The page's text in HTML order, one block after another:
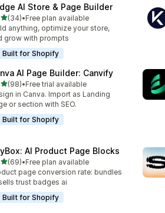
AI Store & Page Builder
av 5 stjerner
(34)
34 omtaler
•Free plan available
anything, optimize your store,
grow with prompts
Built for Shopify
AI Page Builder: Canvify
av 5 stjerner
(98)
98 omtaler
•Free trial available
in Canva. Import as Landing
or section with SEO.
Built for Shopify
AI Product Page Blocks
av 5 stjerner
(69)
69 omtaler
•Free plan available
page conversion rate: bundles
trust badges ai
Built for Shopify